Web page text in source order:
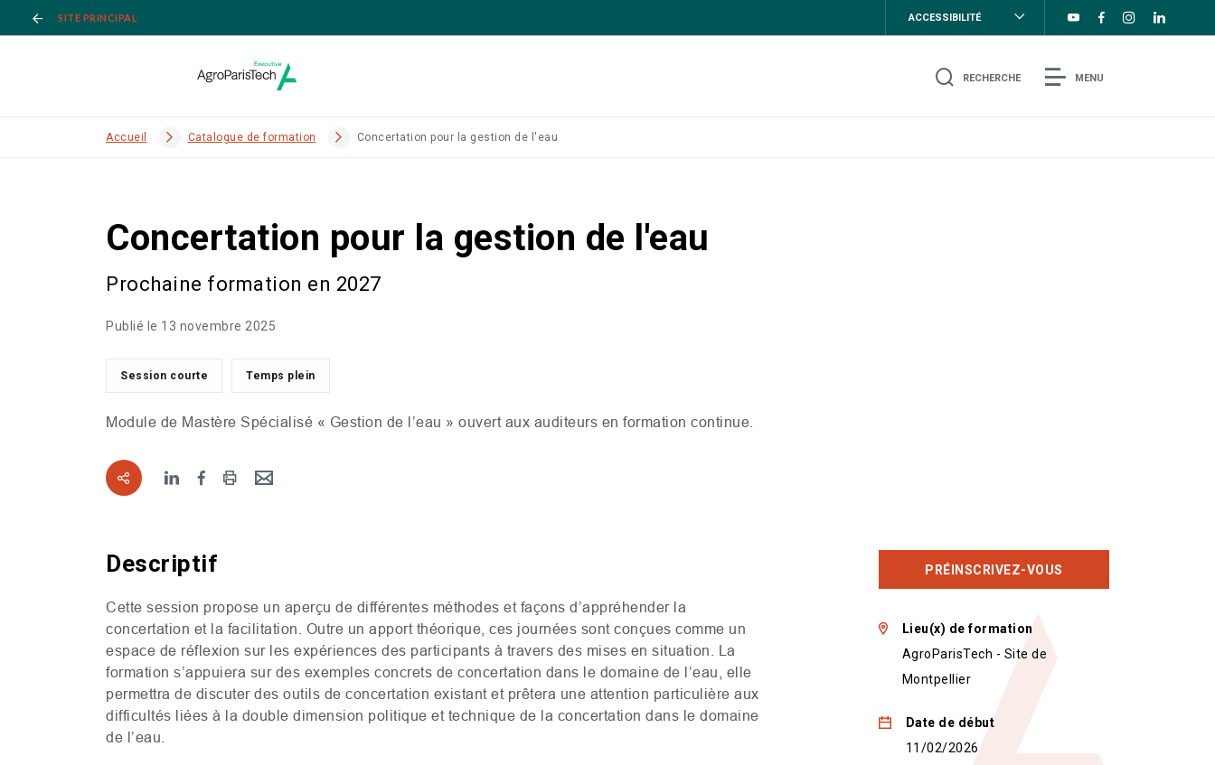
SITE PRINCIPAL ACCESSIBILITÉ
RECHERCHE MENU
Accueil Catalogue de formation Concertation pour la gestion de l'eau
Concertation pour la gestion de l'eau
Prochaine formation en 2027
Publié le 13 novembre 2025
Session courte Temps plein
Module de Mastère Spécialisé « Gestion de l’eau » ouvert aux auditeurs en formation continue.
Descriptif
Cette session propose un aperçu de différentes méthodes et façons d’appréhender la
concertation et la facilitation. Outre un apport théorique, ces journées sont conçues comme un
espace de réflexion sur les expériences des participants à travers des mises en situation. La
formation s’appuiera sur des exemples concrets de concertation dans le domaine de l’eau, elle
permettra de discuter des outils de concertation existant et prêtera une attention particulière aux
difficultés liées à la double dimension politique et technique de la concertation dans le domaine
de l’eau.
PRÉINSCRIVEZ-VOUS
Lieu(x) de formation
AgroParisTech - Site de
Montpellier
Date de début
11/02/2026